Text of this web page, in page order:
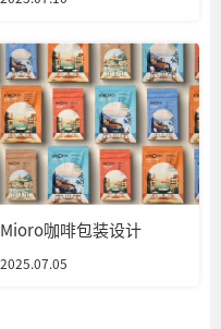
Mioro咖啡包装设计
2025.07.05